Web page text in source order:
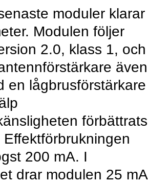
moduler klarar
Modulen följer
2.0, klass 1,
även
en lågbrusförstärkare
förbättrats
200 mA. I
drar modulen 25